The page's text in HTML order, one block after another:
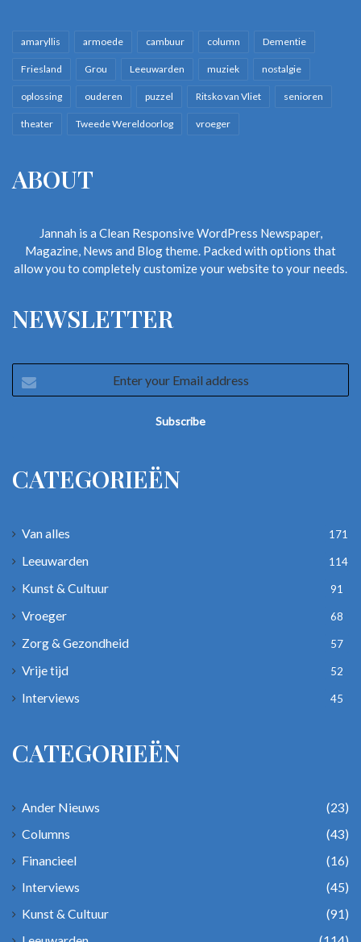
amaryllis armoede cambuur column Dementie
Friesland Grou Leeuwarden muziek nostalgie
oplossing ouderen puzzel Ritsko van Vliet senioren
theater Tweede Wereldoorlog vroeger
ABOUT
Jannah is a Clean Responsive WordPress Newspaper,
Magazine, News and Blog theme. Packed with options that
allow you to completely customize your website to your needs.
NEWSLETTER
your
CATEGORIEËN
Van alles 171
Leeuwarden 114
Kunst & Cultuur 91
Vroeger 68
Zorg & Gezondheid 57
Vrije tijd 52
Interviews 45
CATEGORIEËN
Ander Nieuws
(23)
Columns
(43)
Financieel
(16)
Interviews
(45)
Kunst & Cultuur
(91)